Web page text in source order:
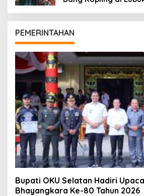
PEMERINTAHAN
Bupati OKU Selatan Hadiri
Bhayangkara Ke-80 Tahun 2026